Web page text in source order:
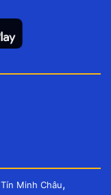
Minh Châu,